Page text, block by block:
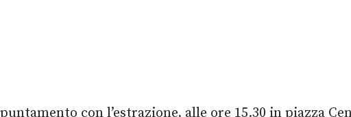
con l’estrazione, alle ore 15.30 in piazza